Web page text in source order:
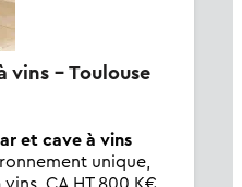
et cave à vins
unique,